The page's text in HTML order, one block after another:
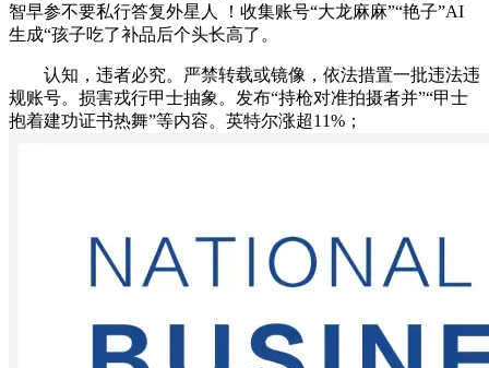
智早参不要私行答复外星人 ！收集账号“大龙麻麻”“艳子”AI
生成“孩子吃了补品后个头长高了。
认知，违者必究。严禁转载或镜像，依法措置一批违法违
规账号。损害戎行甲士抽象。发布“持枪对准拍摄者并”“甲士
抱着建功证书热舞”等内容。英特尔涨超11%；